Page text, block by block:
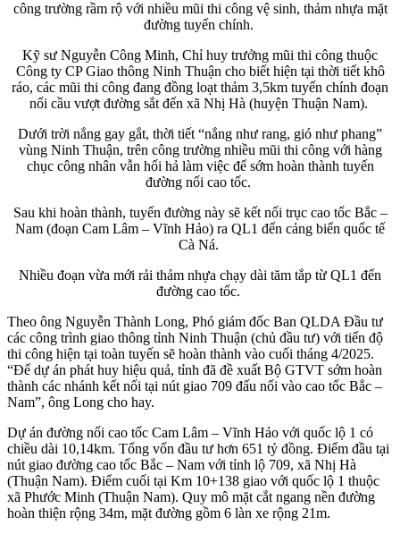
công trường rầm rộ với nhiều mũi thi công vệ sinh, thảm nhựa mặt
đường tuyến chính.
Kỹ sư Nguyễn Công Minh, Chỉ huy trưởng mũi thi công thuộc
Công ty CP Giao thông Ninh Thuận cho biết hiện tại thời tiết khô
ráo, các mũi thi công đang đồng loạt thảm 3,5km tuyến chính đoạn
nối cầu vượt đường sắt đến xã Nhị Hà (huyện Thuận Nam).
Dưới trời nắng gay gắt, thời tiết “nắng như rang, gió như phang”
vùng Ninh Thuận, trên công trường nhiều mũi thi công với hàng
chục công nhân vẫn hối hả làm việc để sớm hoàn thành tuyến
đường nối cao tốc.
Sau khi hoàn thành, tuyến đường này sẽ kết nối trục cao tốc Bắc –
Nam (đoạn Cam Lâm – Vĩnh Hảo) ra QL1 đến cảng biển quốc tế
Cà Ná.
Nhiều đoạn vừa mới rải thảm nhựa chạy dài tăm tắp từ QL1 đến
đường cao tốc.
Theo ông Nguyễn Thành Long, Phó giám đốc Ban QLDA Đầu tư
các công trình giao thông tỉnh Ninh Thuận (chủ đầu tư) với tiến độ
thi công hiện tại toàn tuyến sẽ hoàn thành vào cuối tháng 4/2025.
“Để dự án phát huy hiệu quả, tỉnh đã đề xuất Bộ GTVT sớm hoàn
thành các nhánh kết nối tại nút giao 709 đấu nối vào cao tốc Bắc –
Nam”, ông Long cho hay.
Dự án đường nối cao tốc Cam Lâm – Vĩnh Hảo với quốc lộ 1 có
chiều dài 10,14km. Tổng vốn đầu tư hơn 651 tỷ đồng. Điểm đầu tại
nút giao đường cao tốc Bắc – Nam với tỉnh lộ 709, xã Nhị Hà
(Thuận Nam). Điểm cuối tại Km 10+138 giao với quốc lộ 1 thuộc
xã Phước Minh (Thuận Nam). Quy mô mặt cắt ngang nền đường
hoàn thiện rộng 34m, mặt đường gồm 6 làn xe rộng 21m.